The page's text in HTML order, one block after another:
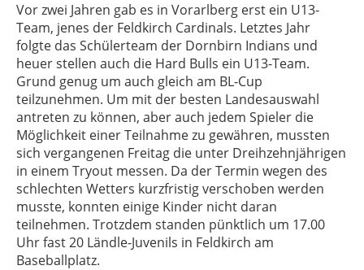
Vor zwei Jahren gab es in Vorarlberg erst ein U13-
Team, jenes der Feldkirch Cardinals. Letztes Jahr
folgte das Schülerteam der Dornbirn Indians und
heuer stellen auch die Hard Bulls ein U13-Team.
Grund genug um auch gleich am BL-Cup
teilzunehmen. Um mit der besten Landesauswahl
antreten zu können, aber auch jedem Spieler die
Möglichkeit einer Teilnahme zu gewähren, mussten
sich vergangenen Freitag die unter Dreihzehnjährigen
in einem Tryout messen. Da der Termin wegen des
schlechten Wetters kurzfristig verschoben werden
musste, konnten einige Kinder nicht daran
teilnehmen. Trotzdem standen pünktlich um 17.00
Uhr fast 20 Ländle-Juvenils in Feldkirch am
Baseballplatz.